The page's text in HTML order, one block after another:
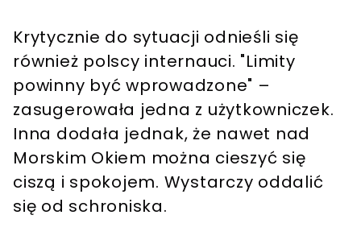
Krytycznie do sytuacji odnieśli się
również polscy internauci. "Limity
powinny być wprowadzone" –
zasugerowała jedna z użytkowniczek.
Inna dodała jednak, że nawet nad
Morskim Okiem można cieszyć się
ciszą i spokojem. Wystarczy oddalić
się od schroniska.